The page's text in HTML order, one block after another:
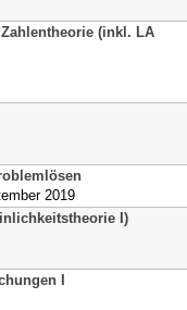
(inkl. LA
2019
I)
I